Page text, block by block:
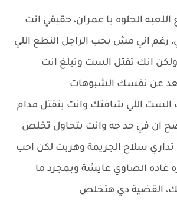
الحلوه يا عمران، حقيقي انت
رغم اني مش بحب الراجل النطع اللي
انك تقتل الست وتبلغ انت
عن نفسك الشبوهات
الست اللي شافتك وانت بتقتل مدام
ان في حد جه وانت بتحاول تخلص
سلاح الجريمة وهربت لكن احب
غاده الصاوي عايشة وبمجرد ما
القضية دي هتخلص